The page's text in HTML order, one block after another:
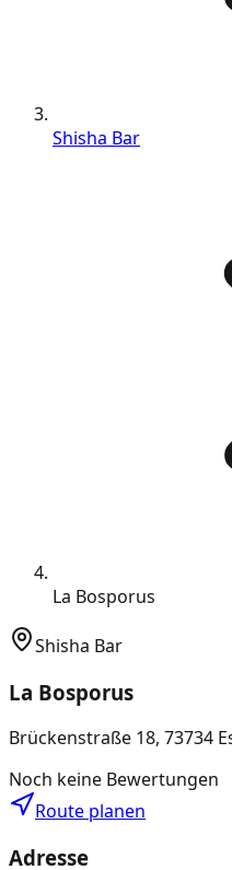
Shisha Bar
La Bosporus
Shisha Bar
La Bosporus
Brückenstraße 18, 73734
Noch keine Bewertungen
Route planen
Adresse